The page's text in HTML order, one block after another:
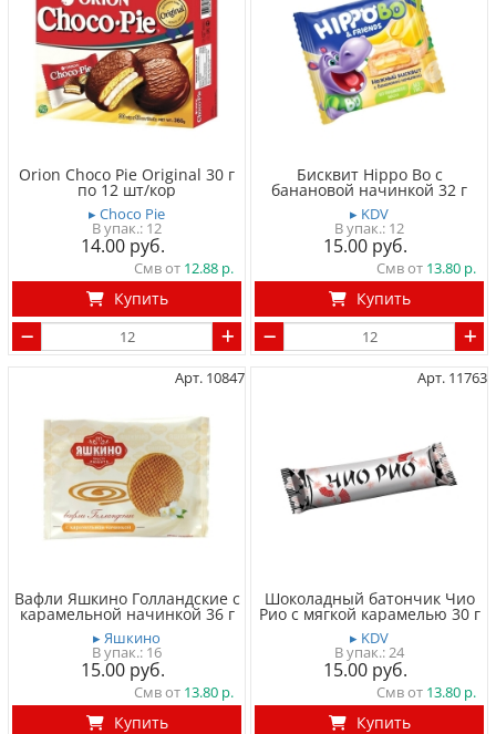
Orion Choco Pie Original 30 г
по 12 шт/кор
▸ Choco Pie
12
14.00
Смв от 12.88
Купить
Бисквит Hippo Bo с
банановой начинкой 32 г
▸ KDV
12
15.00
Смв от 13.80
Купить
Арт. 10847
Вафли Яшкино Голландские с
карамельной начинкой 36 г
▸ Яшкино
16
15.00
Смв от 13.80
Купить
Арт. 11763
Шоколадный батончик Чио
Рио с мягкой карамелью 30 г
▸ KDV
24
15.00
Смв от 13.80
Купить